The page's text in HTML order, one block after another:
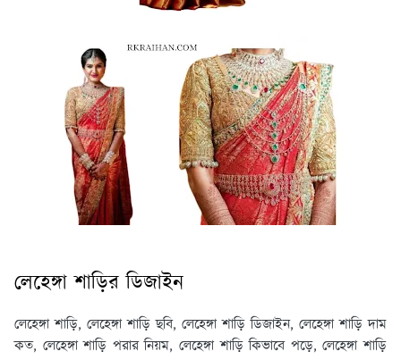
লেহেঙ্গা শাড়ির ডিজাইন
লেহেঙ্গা শাড়ি, লেহেঙ্গা শাড়ি ছবি, লেহেঙ্গা শাড়ি ডিজাইন, লেহেঙ্গা শাড়ি দাম
কত, লেহেঙ্গা শাড়ি পরার নিয়ম, লেহেঙ্গা শাড়ি কিভাবে পড়ে, লেহেঙ্গা শাড়ি